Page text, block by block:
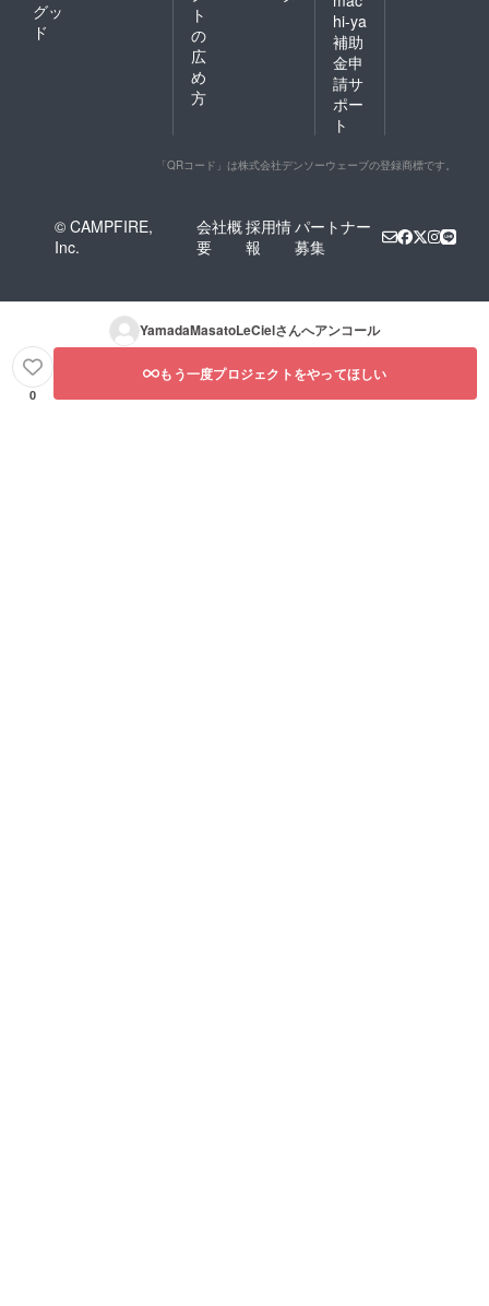
グッ
ド
ト
の
広
め
方
hi-ya
補助
金申
請サ
ポー
ト
「QRコード」は株式会社デンソーウェーブの登録商標です。
© CAMPFIRE,
Inc.
会社概
要
採用情
報
パートナー
募集
YamadaMasatoLeCielさんへアンコール
0
もう一度プロジェクトをやってほしい